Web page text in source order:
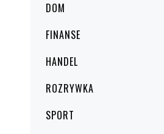
DOM
FINANSE
HANDEL
ROZRYWKA
SPORT